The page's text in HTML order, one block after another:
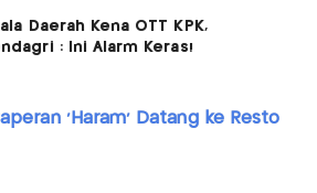
Daerah Kena OTT KPK,
: Ini Alarm Keras!
'Haram' Datang ke Resto